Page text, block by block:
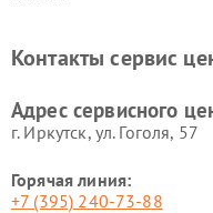
Ремонт стиральных
Контакты сервис
Адрес сервисного
г. Иркутск, ул. ​Гоголя, 57
Горячая линия:
+7 (395) 240-73-88